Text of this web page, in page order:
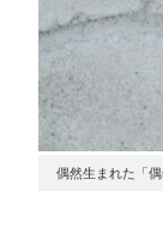
偶然生まれた「